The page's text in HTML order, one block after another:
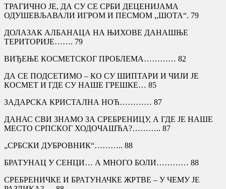
ТРАГИЧНО ЈЕ, ДА СУ СЕ СРБИ ДЕЦЕНИЈАМА
ОДУШЕВЉАВАЛИ ИГРОМ И ПЕСМОМ ,,ШОТА“. 79
ДОЛАЗАК АЛБАНАЦА НА ЊИХОВЕ ДАНАШЊЕ
ТЕРИТОРИЈЕ……. 79
ВИЂЕЊЕ КОСМЕТСКОГ ПРОБЛЕМА………… 82
ДА СЕ ПОДСЕТИМО – КО СУ ШИПТАРИ И ЧИЈИ ЈЕ
КОСМЕТ И ГДЕ СУ НАШЕ ГРЕШКЕ… 85
ЗАДАРСКА КРИСТАЛНА НОЋ………… 87
ДАНАС СВИ ЗНАМО ЗА СРЕБРЕНИЦУ, А ГДЕ ЈЕ НАШЕ
МЕСТО СРПСКОГ ХОДОЧАШЋА?……….. 87
„СРБСКИ ДУБРОВНИК“……….. 88
БРАТУНАЦ У СЕНЦИ… А МНОГО БОЛИ………… 88
СРЕБРЕНИЧКЕ И БРАТУНАЧКЕ ЖРТВЕ – У ЧЕМУ ЈЕ